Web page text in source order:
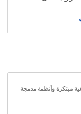
مبتكرة وأنظمة مدمجة